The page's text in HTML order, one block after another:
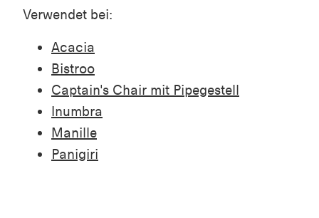
Verwendet bei:
Acacia
Bistroo
Captain's Chair mit Pipegestell
Inumbra
Manille
Panigiri